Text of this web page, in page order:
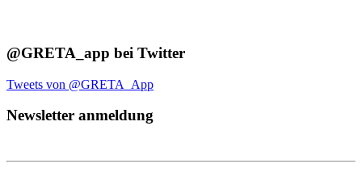
@GRETA_app bei Twitter
Tweets von @GRETA_App
Newsletter anmeldung